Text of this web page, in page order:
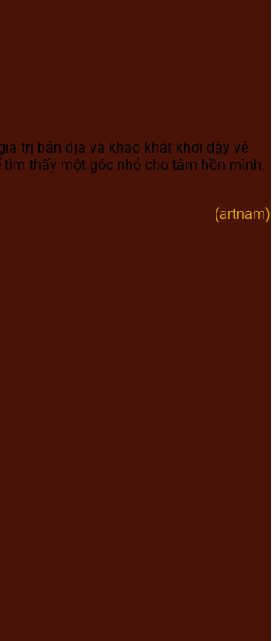
trị bản địa và khao khát khơi dậy vẻ
thấy một góc nhỏ cho tâm hồn mình:
(artnam)